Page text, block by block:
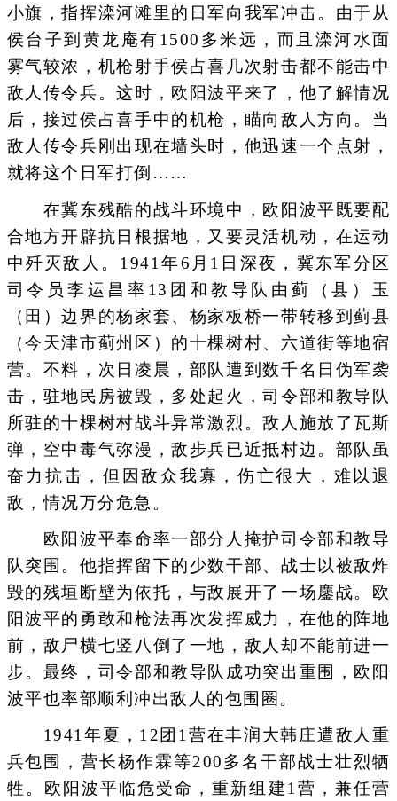
小旗，指挥滦河滩里的日军向我军冲击。由于从
侯台子到黄龙庵有1500多米远，而且滦河水面
雾气较浓，机枪射手侯占喜几次射击都不能击中
敌人传令兵。这时，欧阳波平来了，他了解情况
后，接过侯占喜手中的机枪，瞄向敌人方向。当
敌人传令兵刚出现在墙头时，他迅速一个点射，
就将这个日军打倒……
在冀东残酷的战斗环境中，欧阳波平既要配
合地方开辟抗日根据地，又要灵活机动，在运动
中歼灭敌人。1941年6月1日深夜，冀东军分区
司令员李运昌率13团和教导队由蓟（县）玉
（田）边界的杨家套、杨家板桥一带转移到蓟县
（今天津市蓟州区）的十棵树村、六道街等地宿
营。不料，次日凌晨，部队遭到数千名日伪军袭
击，驻地民房被毁，多处起火，司令部和教导队
所驻的十棵树村战斗异常激烈。敌人施放了瓦斯
弹，空中毒气弥漫，敌步兵已近抵村边。部队虽
奋力抗击，但因敌众我寡，伤亡很大，难以退
敌，情况万分危急。
欧阳波平奉命率一部分人掩护司令部和教导
队突围。他指挥留下的少数干部、战士以被敌炸
毁的残垣断壁为依托，与敌展开了一场鏖战。欧
阳波平的勇敢和枪法再次发挥威力，在他的阵地
前，敌尸横七竖八倒了一地，敌人却不能前进一
步。最终，司令部和教导队成功突出重围，欧阳
波平也率部顺利冲出敌人的包围圈。
1941年夏，12团1营在丰润大韩庄遭敌人重
兵包围，营长杨作霖等200多名干部战士壮烈牺
牲。欧阳波平临危受命，重新组建1营，兼任营